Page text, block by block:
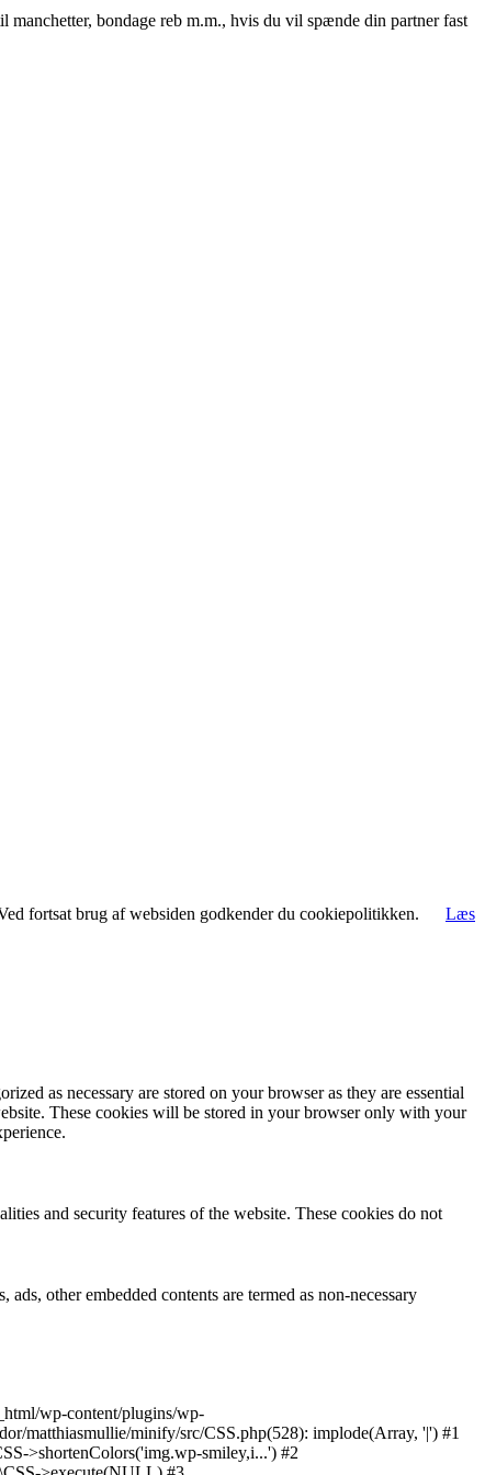
bondage reb m.m., hvis du vil spænde din partner fast
fortsat brug af websiden godkender du cookiepolitikken.
Læs
as necessary are stored on your browser as they are essential
These cookies will be stored in your browser only with your
and security features of the website. These cookies do not
other embedded contents are termed as non-necessary
wp-content/plugins/wp-
matthiasmullie/minify/src/CSS.php(528): implode(Array, '|') #1
>shortenColors('img.wp-smiley,i...') #2